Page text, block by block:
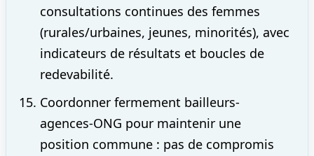
consultations continues des femmes
(rurales/urbaines, jeunes, minorités), avec
indicateurs de résultats et boucles de
redevabilité.
Coordonner fermement bailleurs-
agences-ONG pour maintenir une
position commune : pas de compromis